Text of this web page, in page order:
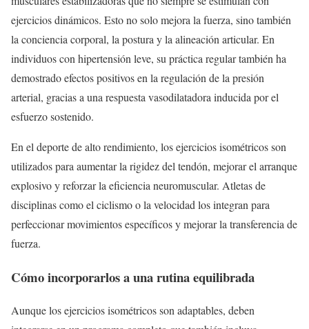
ejercicios dinámicos. Esto no solo mejora la fuerza, sino también
la conciencia corporal, la postura y la alineación articular. En
individuos con hipertensión leve, su práctica regular también ha
demostrado efectos positivos en la regulación de la presión
arterial, gracias a una respuesta vasodilatadora inducida por el
esfuerzo sostenido.
En el deporte de alto rendimiento, los ejercicios isométricos son
utilizados para aumentar la rigidez del tendón, mejorar el arranque
explosivo y reforzar la eficiencia neuromuscular. Atletas de
disciplinas como el ciclismo o la velocidad los integran para
perfeccionar movimientos específicos y mejorar la transferencia de
fuerza.
Cómo incorporarlos a una rutina equilibrada
Aunque los ejercicios isométricos son adaptables, deben